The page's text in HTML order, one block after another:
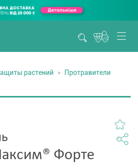
растений
Протравители
Форте